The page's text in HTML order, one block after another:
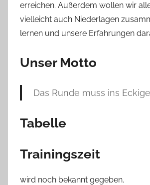
erreichen. Außerdem wollen wir
vielleicht auch Niederlagen
lernen und unsere Erfahrungen
Unser Motto
Das Runde muss ins
Tabelle
Trainingszeit
wird noch bekannt gegeben.